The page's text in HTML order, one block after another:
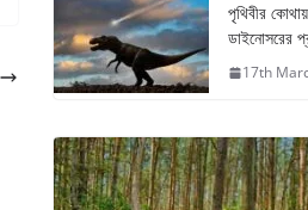
পৃথিবীর
ডাইনোসরের
17th